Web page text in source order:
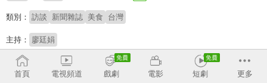
類別： 訪談 新聞雜誌 美食 台灣
主持： 廖廷娟
# 美食探索 # 生命故事 # 小人物# 社會百態
# 深度報導
首頁
電視頻道 戲劇 電影 短劇 更多